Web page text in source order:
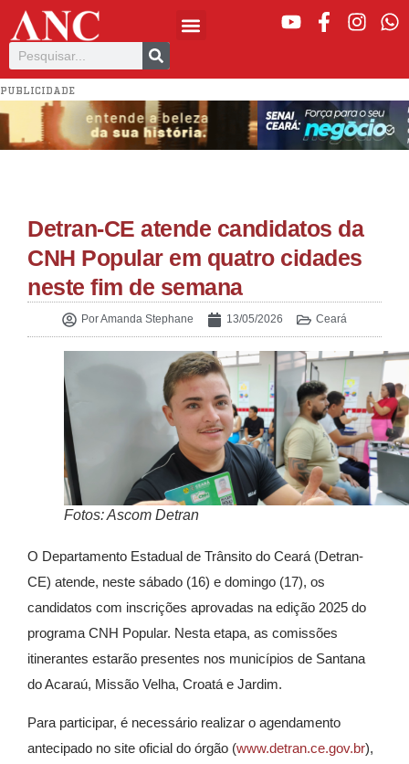
PUBLICIDADE
Detran-CE atende candidatos da
CNH Popular em quatro cidades
neste fim de semana
PorAmanda Stephane 13/05/2026 Ceará
Fotos: Ascom Detran
O Departamento Estadual de Trânsito do Ceará (Detran-
CE) atende, neste sábado (16) e domingo (17), os
candidatos com inscrições aprovadas na edição 2025 do
programa CNH Popular. Nesta etapa, as comissões
itinerantes estarão presentes nos municípios de Santana
do Acaraú, Missão Velha, Croatá e Jardim.
Para participar, é necessário realizar o agendamento
antecipado no site oficial do órgão (www.detran.ce.gov.br),